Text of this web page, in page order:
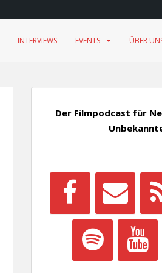
INTERVIEWS EVENTS ÜBER
Der Filmpodcast für